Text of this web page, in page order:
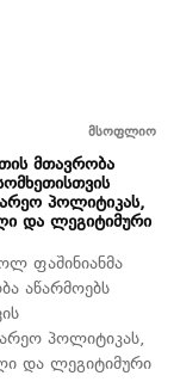
მსოფლიო
მთავრობა
პოლიტიკას,
და ლეგიტიმური
ფაშინიანმა
აწარმოებს
პოლიტიკას,
და ლეგიტიმური